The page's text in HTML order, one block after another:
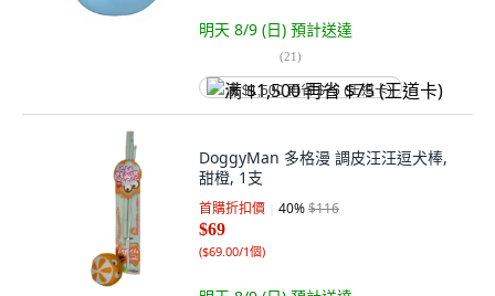
明天 8/9 (日) 預計送達
(21)
满 $1,500 再省 $75 (王道卡)
DoggyMan 多格漫 調皮汪汪逗犬棒,
甜橙, 1支
首購折扣價 40%$116
$69
($69.00/1個)